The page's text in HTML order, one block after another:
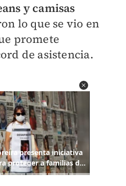
y camisas
lo que se vio en
promete
de asistencia.